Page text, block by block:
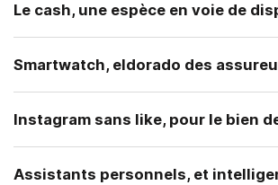
Le cash, une espèce en voie de
Smartwatch, eldorado des
Instagram sans like, pour le bien
Assistants personnels, et